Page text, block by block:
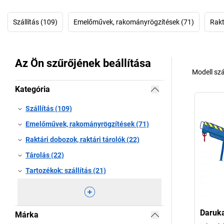
Szállítás (109) Emelőművek, rakományrögzítések (71)
Az Ön szűrőjének beállítása
Kategória
Szállítás (109)
Emelőművek, rakományrögzítések (71)
Raktári dobozok, raktári tárolók (22)
Tárolás (22)
Tartozékok: szállítás (21)
Márka
Modell